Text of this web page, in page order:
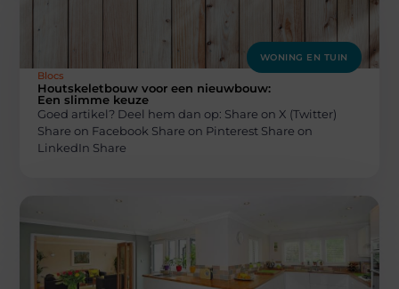
WONING EN TUIN
Blocs
Houtskeletbouw voor een nieuwbouw:
Een slimme keuze
Goed artikel? Deel hem dan op: Share on X (Twitter)
Share on Facebook Share on Pinterest Share on
LinkedIn Share